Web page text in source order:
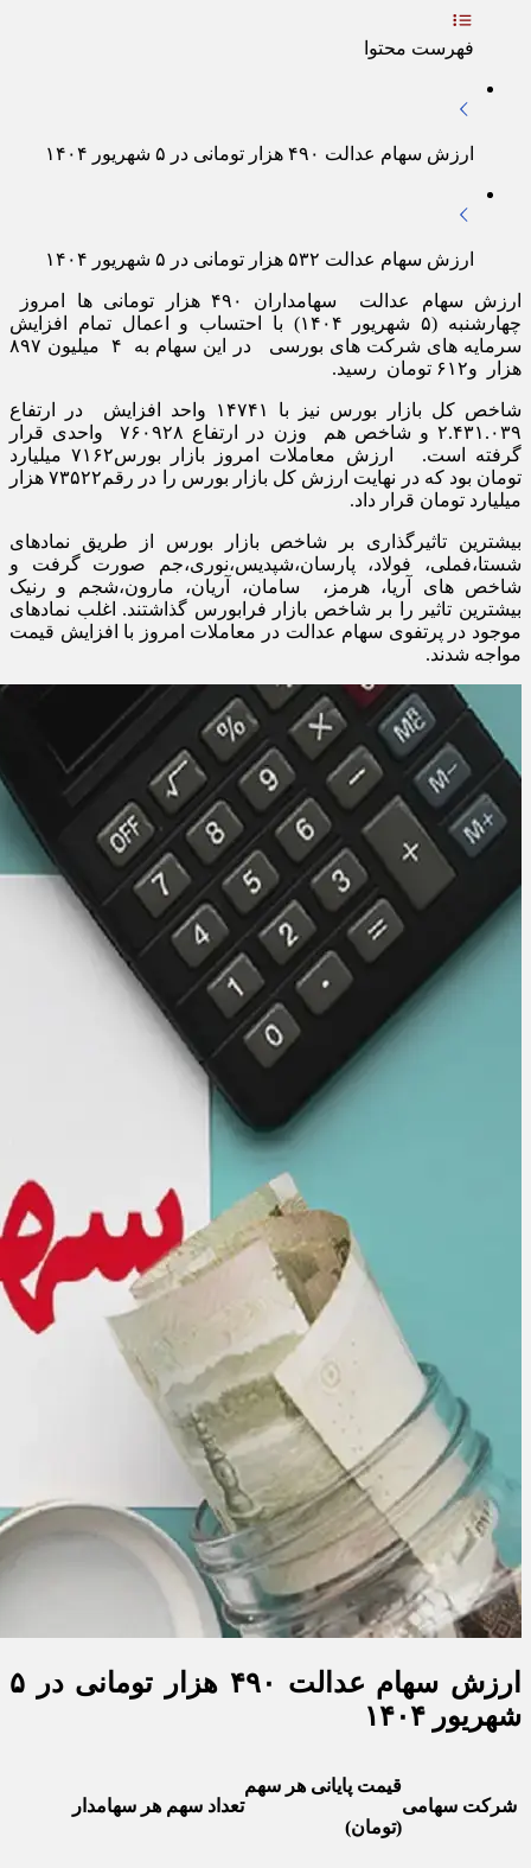
فهرست محتوا
ارزش سهام عدالت ۴۹۰ هزار تومانی در ۵ شهریور ۱۴۰۴
ارزش سهام عدالت ۵۳۲ هزار تومانی در ۵ شهریور ۱۴۰۴
ارزش سهام عدالت سهامداران ۴۹۰ هزار تومانی ها امروز
چهارشنبه (۵ شهریور ۱۴۰۴) با احتساب و اعمال تمام افزایش
سرمایه های شرکت های بورسی در این سهام به ۴ میلیون ۸۹۷
هزار و۶۱۲ تومان رسید.
شاخص کل بازار بورس نیز با ۱۴۷۴۱ واحد افزایش در ارتفاع
۲.۴۳۱.۰۳۹ و شاخص هم وزن در ارتفاع ۷۶۰۹۲۸ واحدی قرار
گرفته است. ارزش معاملات امروز بازار بورس۷۱۶۲ میلیارد
تومان بود که در نهایت ارزش کل بازار بورس را در رقم۷۳۵۲۲ هزار
میلیارد تومان قرار داد.
بیشترین تاثیرگذاری بر شاخص بازار بورس از طریق نمادهای
شستا،فملی، فولاد، پارسان،شپدیس،نوری،جم صورت گرفت و
شاخص های آریا، هرمز، سامان، آریان، مارون،شجم و رنیک
بیشترین تاثیر را بر شاخص بازار فرابورس گذاشتند. اغلب نمادهای
موجود در پرتفوی سهام عدالت در معاملات امروز با افزایش قیمت
مواجه شدند.
ارزش سهام عدالت ۴۹۰ هزار تومانی در ۵
شهریور ۱۴۰۴
شرکت سهامی
قیمت پایانی هر سهم
(تومان)
تعداد سهم هر سهامدار